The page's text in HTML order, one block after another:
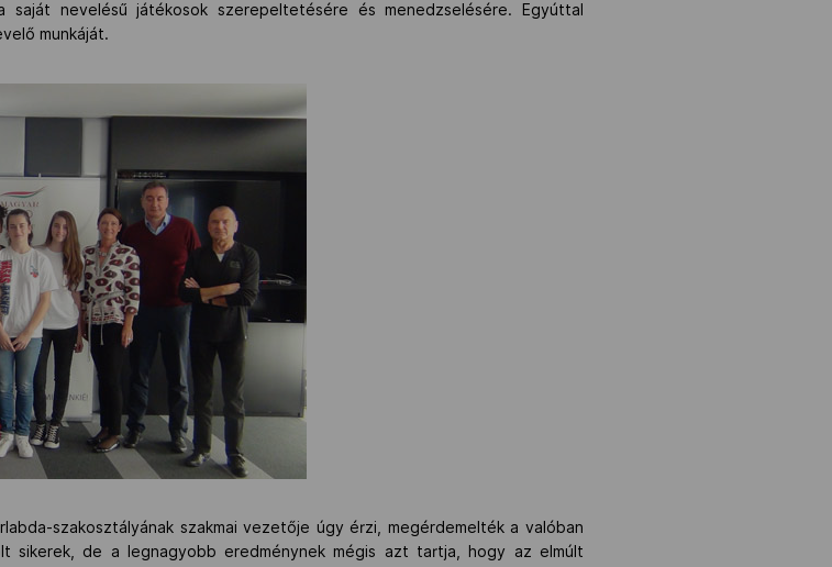
nevelésű játékosok szerepeltetésére és menedzselésére. Egyúttal
munkáját.
szakosztályának szakmai vezetője úgy érzi, megérdemelték a valóban
sikerek, de a legnagyobb eredménynek mégis azt tartja, hogy az elmúlt